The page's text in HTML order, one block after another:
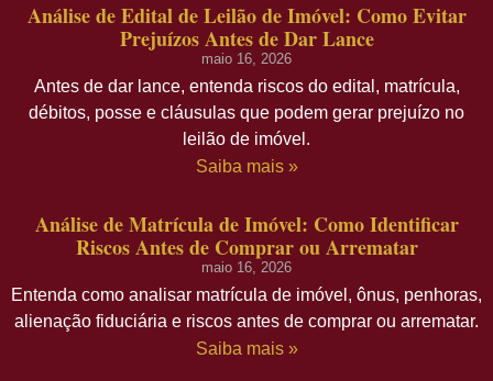
Análise de Edital de Leilão de Imóvel: Como Evitar
Prejuízos Antes de Dar Lance
maio 16, 2026
Antes de dar lance, entenda riscos do edital, matrícula,
débitos, posse e cláusulas que podem gerar prejuízo no
leilão de imóvel.
Saiba mais »
Análise de Matrícula de Imóvel: Como Identificar
Riscos Antes de Comprar ou Arrematar
maio 16, 2026
Entenda como analisar matrícula de imóvel, ônus, penhoras,
alienação fiduciária e riscos antes de comprar ou arrematar.
Saiba mais »